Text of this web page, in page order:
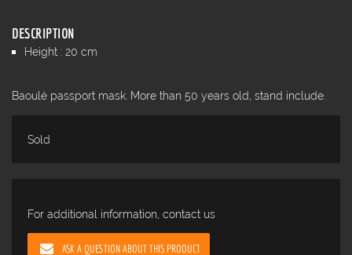
DESCRIPTION
Height : 20 cm
Baoulé passport mask. More than 50 years old, stand include.
Sold
For additional information, contact us
ASK A QUESTION ABOUT THIS PRODUCT